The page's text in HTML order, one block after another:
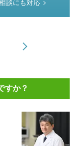
談にも対応
すか？